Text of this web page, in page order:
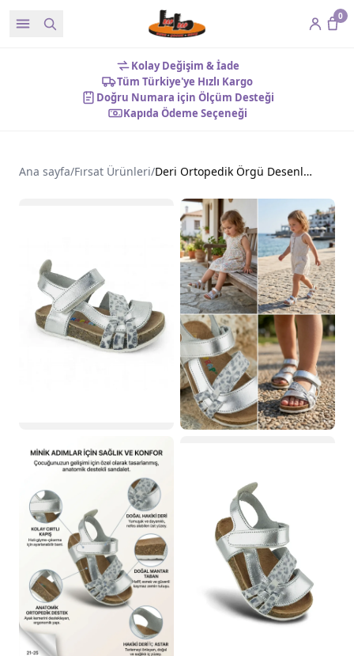
0
Kolay Değişim & İade
Tüm Türkiye'ye Hızlı Kargo
Doğru Numara için Ölçüm Desteği
Kapıda Ödeme Seçeneği
Ana sayfa/Fırsat Ürünleri/ Deri Ortopedik Örgü Desenli Bebek Sandalet Gümüş Baskılı